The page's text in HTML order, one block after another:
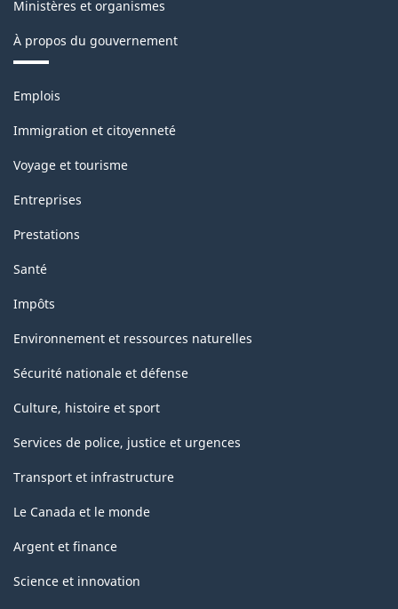
Ministères et organismes
À propos du gouvernement
Thèmes
sujets
Emplois
Immigration et citoyenneté
Voyage et tourisme
Entreprises
Prestations
Santé
Impôts
Environnement et ressources naturelles
Sécurité nationale et défense
Culture, histoire et sport
Services de police, justice et urgences
Transport et infrastructure
Le Canada et le monde
Argent et finance
Science et innovation